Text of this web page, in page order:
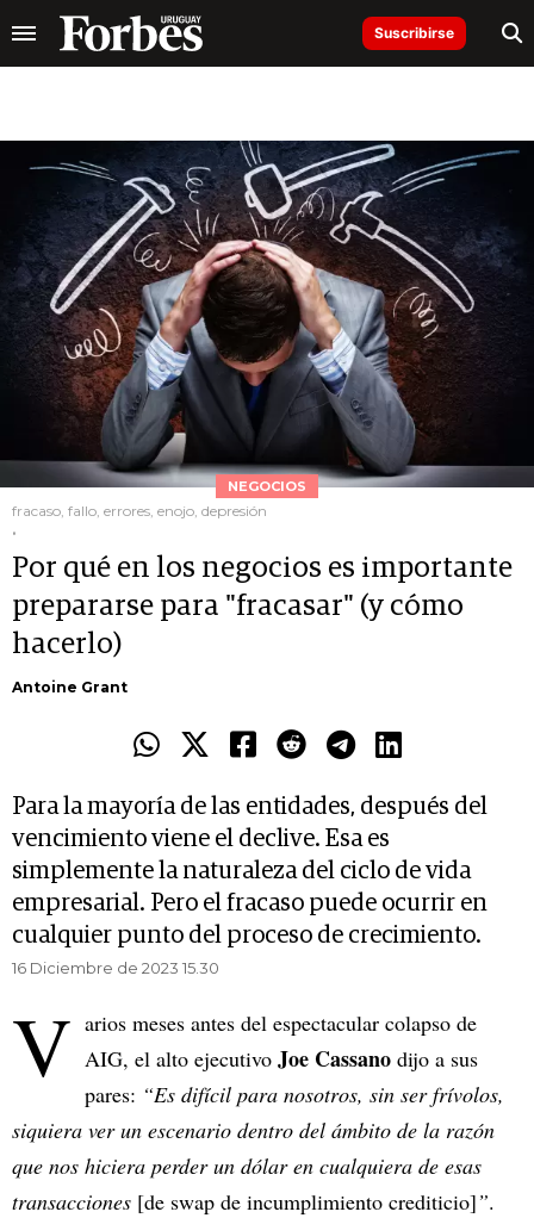
Suscribirse
NEGOCIOS
fracaso, fallo, errores, enojo, depresión
.
Por qué en los negocios es importante
prepararse para "fracasar" (y cómo
hacerlo)
Antoine Grant
Para la mayoría de las entidades, después del
vencimiento viene el declive. Esa es
simplemente la naturaleza del ciclo de vida
empresarial. Pero el fracaso puede ocurrir en
cualquier punto del proceso de crecimiento.
16 Diciembre de 2023 15.30
V arios meses antes del espectacular colapso de
AIG, el alto ejecutivo Joe Cassano dijo a sus
pares: “Es difícil para nosotros, sin ser frívolos,
siquiera ver un escenario dentro del ámbito de la razón
que nos hiciera perder un dólar en cualquiera de esas
transacciones [de swap de incumplimiento crediticio]”.